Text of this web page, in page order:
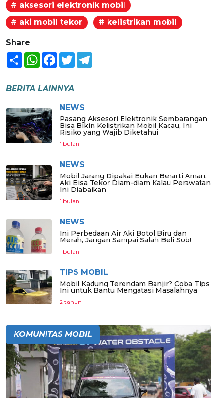
# aksesori elektronik mobil
# aki mobil tekor
# kelistrikan mobil
Share
Share WhatsAppFacebook
Twitter
BERITA LAINNYA
NEWS
Pasang Aksesori Elektronik Sembarangan
Bisa Bikin Kelistrikan Mobil Kacau, Ini
Risiko yang Wajib Diketahui
1 bulan
NEWS
Mobil Jarang Dipakai Bukan Berarti Aman,
Aki Bisa Tekor Diam-diam Kalau Perawatan
Ini Diabaikan
1 bulan
NEWS
Ini Perbedaan Air Aki Botol Biru dan
Merah, Jangan Sampai Salah Beli Sob!
1 bulan
TIPS MOBIL
Mobil Kadung Terendam Banjir? Coba Tips
Ini untuk Bantu Mengatasi Masalahnya
2 tahun
KOMUNITAS MOBIL